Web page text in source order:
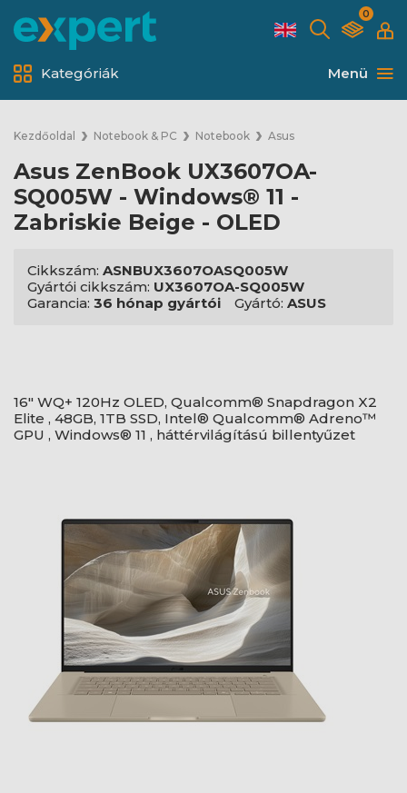
0
Menü
Kategóriák
Kezdőoldal Notebook & PC Notebook Asus
Asus ZenBook UX3607OA-
SQ005W - Windows® 11 -
Zabriskie Beige - OLED
Cikkszám: ASNBUX3607OASQ005W
Gyártói cikkszám: UX3607OA-SQ005W
Garancia: 36 hónap gyártói Gyártó: ASUS
16" WQ+ 120Hz OLED, Qualcomm® Snapdragon X2
Elite , 48GB, 1TB SSD, Intel® Qualcomm® Adreno™
GPU , Windows® 11 , háttérvilágítású billentyűzet